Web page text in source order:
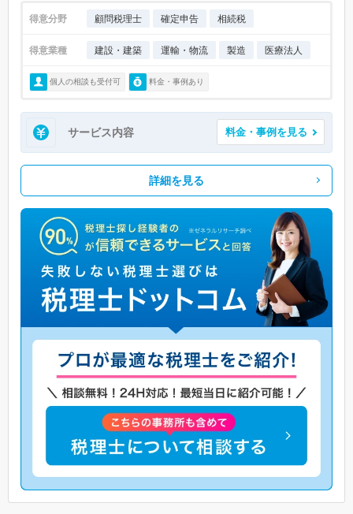
得意分野 顧問税理士 確定申告 相続税
得意業種 建設・建築 運輸・物流 製造 医療法人
個人の相談も受付可 料金・事例あり
サービス内容 料金・事例を見る
詳細を見る